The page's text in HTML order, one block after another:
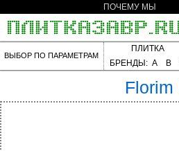
ПОЧЕМУ МЫ
ВЫБОР ПО ПАРАМЕТРАМ
ПЛИТКА
БРЕНДЫ: A B
Florim